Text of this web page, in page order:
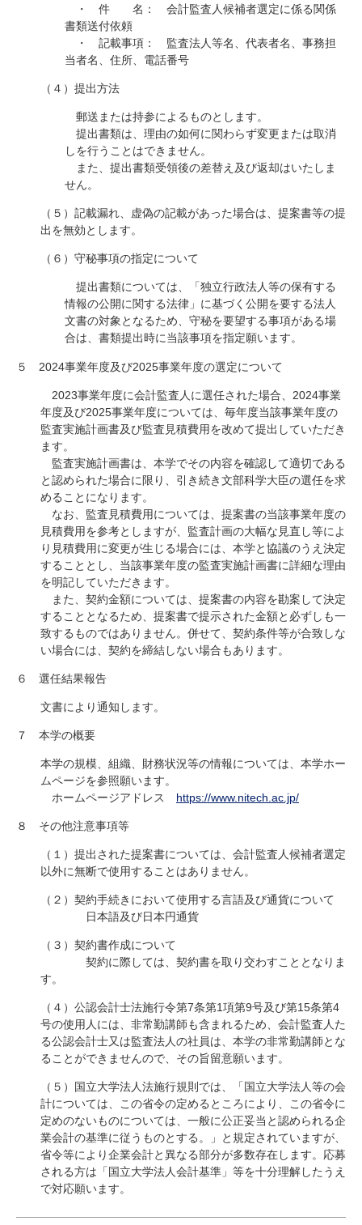
・ 件 名： 会計監査人候補者選定に係る関係
書類送付依頼
・ 記載事項： 監査法人等名、代表者名、事務担
当者名、住所、電話番号
（４）提出方法
郵送または持参によるものとします。
提出書類は、理由の如何に関わらず変更または取消
しを行うことはできません。
また、提出書類受領後の差替え及び返却はいたしま
せん。
（５）記載漏れ、虚偽の記載があった場合は、提案書等の提
出を無効とします。
（６）守秘事項の指定について
提出書類については、「独立行政法人等の保有する
情報の公開に関する法律」に基づく公開を要する法人
文書の対象となるため、守秘を要望する事項がある場
合は、書類提出時に当該事項を指定願います。
５ 2024事業年度及び2025事業年度の選定について
2023事業年度に会計監査人に選任された場合、2024事業
年度及び2025事業年度については、毎年度当該事業年度の
監査実施計画書及び監査見積費用を改めて提出していただき
ます。
監査実施計画書は、本学でその内容を確認して適切である
と認められた場合に限り、引き続き文部科学大臣の選任を求
めることになります。
なお、監査見積費用については、提案書の当該事業年度の
見積費用を参考としますが、監査計画の大幅な見直し等によ
り見積費用に変更が生じる場合には、本学と協議のうえ決定
することとし、当該事業年度の監査実施計画書に詳細な理由
を明記していただきます。
また、契約金額については、提案書の内容を勘案して決定
することとなるため、提案書で提示された金額と必ずしも一
致するものではありません。併せて、契約条件等が合致しな
い場合には、契約を締結しない場合もあります。
６ 選任結果報告
文書により通知します。
７ 本学の概要
本学の規模、組織、財務状況等の情報については、本学ホー
ムページを参照願います。
ホームページアドレス https://www.nitech.ac.jp/
８ その他注意事項等
（１）提出された提案書については、会計監査人候補者選定
以外に無断で使用することはありません。
（２）契約手続きにおいて使用する言語及び通貨について
日本語及び日本円通貨
（３）契約書作成について
契約に際しては、契約書を取り交わすこととなりま
す。
（４）公認会計士法施行令第7条第1項第9号及び第15条第4
号の使用人には、非常勤講師も含まれるため、会計監査人た
る公認会計士又は監査法人の社員は、本学の非常勤講師とな
ることができませんので、その旨留意願います。
（５）国立大学法人法施行規則では、「国立大学法人等の会
計については、この省令の定めるところにより、この省令に
定めのないものについては、一般に公正妥当と認められる企
業会計の基準に従うものとする。」と規定されていますが、
省令等により企業会計と異なる部分が多数存在します。応募
される方は「国立大学法人会計基準」等を十分理解したうえ
で対応願います。